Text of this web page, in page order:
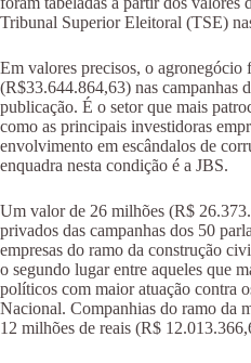
Tribunal Superior Eleitoral (TSE)
Em valores precisos, o
(R$33.644.864,63) nas campanhas
publicação. É o setor que mais
como as principais investidoras
envolvimento em escândalos de
enquadra nesta condição é a JBS.
Um valor de 26 milhões (R$
privados das campanhas dos 50
empresas do ramo da construção
o segundo lugar entre aqueles que
políticos com maior atuação contra
Nacional. Companhias do ramo da
12 milhões de reais (R$